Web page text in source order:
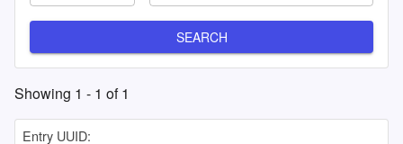
SEARCH
Showing 1 - 1 of1
Entry UUID: